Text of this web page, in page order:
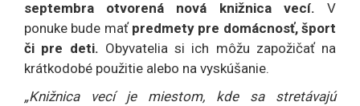
septembra otvorená nová knižnica vecí. V
ponuke bude mať predmety pre domácnosť, šport
či pre deti. Obyvatelia si ich môžu zapožičať na
krátkodobé použitie alebo na vyskúšanie.
„Knižnica vecí je miestom, kde sa stretávajú